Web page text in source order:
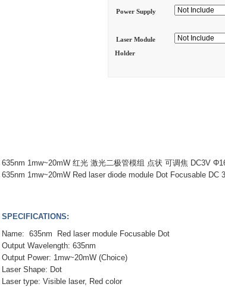
Power Supply
Laser Module
Holder
635nm 1mw~20mW 红光 激光二极管模组 点状 可调焦 DC3V
635nm 1mw~20mW Red laser diode module Dot Focusable DC
SPECIFICATIONS:
Name: 635nm Red laser module Focusable Dot
Output Wavelength: 635nm
Output Power: 1mw~20mW (Choice)
Laser Shape: Dot
Laser type: Visible laser, Red color